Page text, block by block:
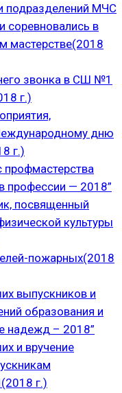
подразделений МЧС
соревновались в
мастерстве(2018
звонка в СШ №1
г.)
дню
г.)
профмастерства
профессии — 2018”
посвященный
культуры
пожарных(2018
выпускников и
образования и
надежд – 2018”
и вручение
г.)